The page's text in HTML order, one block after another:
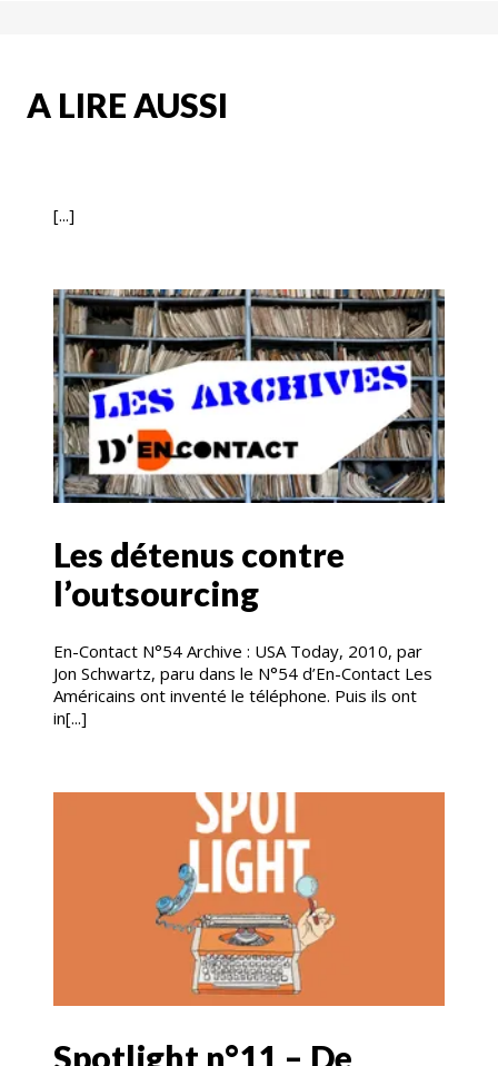
A LIRE AUSSI
[...]
Les détenus contre
l’outsourcing
En-Contact N°54 Archive : USA Today, 2010, par
Jon Schwartz, paru dans le N°54 d’En-Contact Les
Américains ont inventé le téléphone. Puis ils ont
in[...]
Spotlight n°11 – De